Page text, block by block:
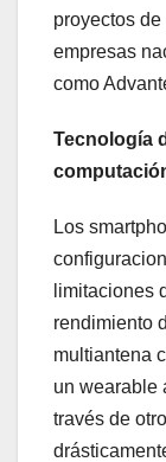
proyectos
empresas
como
Tecnología
Los
limitaciones
rendimiento
multiantena
un wearable
través de